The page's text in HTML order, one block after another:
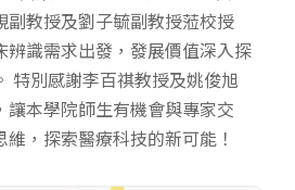
副教授及劉子毓副教授蒞校授
辨識需求出發，發展價值深入探
特別感謝李百祺教授及姚俊旭
讓本學院師生有機會與專家交
，探索醫療科技的新可能！